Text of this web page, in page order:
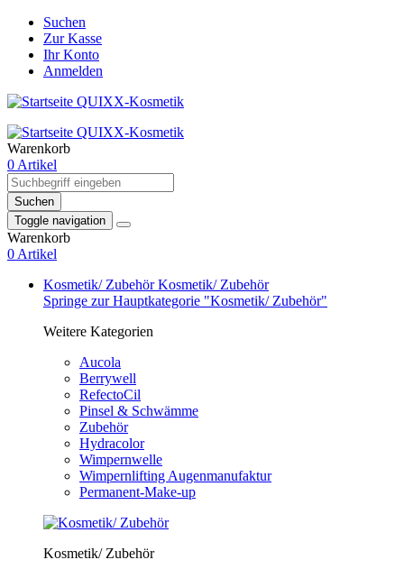
Suchen
Zur Kasse
Ihr Konto
Anmelden
Warenkorb
0 Artikel
Suchen
Toggle navigation
Warenkorb
0 Artikel
Kosmetik/ ZubehörKosmetik/ Zubehör
Springe zur Hauptkategorie "Kosmetik/ Zubehör"
Weitere Kategorien
Aucola
Berrywell
RefectoCil
Pinsel & Schwämme
Zubehör
Hydracolor
Wimpernwelle
Wimpernlifting Augenmanufaktur
Permanent-Make-up
Kosmetik/ Zubehör